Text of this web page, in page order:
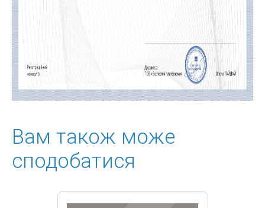
Вам також може
сподобатися